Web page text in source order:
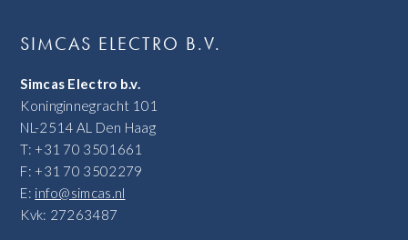
SIMCAS ELECTRO B.V.
Simcas Electro b.v.
Koninginnegracht 101
NL-2514 AL Den Haag
T: +31 70 3501661
F: +31 70 3502279
E: info@simcas.nl
Kvk: 27263487